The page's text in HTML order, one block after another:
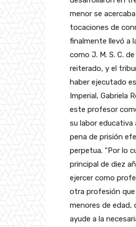
menor se
tocaciones de
finalmente llevó a
como J. M. S. C.
reiterado, y el
haber ejecutado
Imperial, Gabriela
este profesor
su labor educativa
pena de prisión
perpetua. “Por lo
principal de diez
ejercer como
otra profesión
menores de
ayude a la